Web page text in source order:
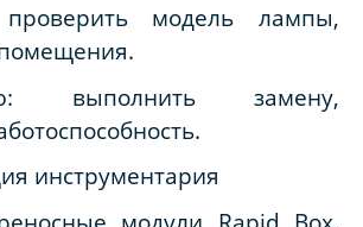
проверить модель лампы,
выполнить замену,
инструментария